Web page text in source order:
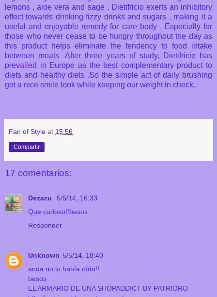
lemons , aloe vera and sage , Dietifricio exerts an inhibitory
effect towards drinking fizzy drinks and sugars , making it a
useful and enjoyable remedy for care body . Especially for
those who never cease to be hungry throughout the day as
this product helps eliminate the tendency to food intake
between meals .After three years of study, Dietifricio has
prevailed in Europe as the best complementary product to
diets and healthy diets .So the simple act of daily brushing
got a nice smile look while keeping our weight in check.
Fan of Style at 15:56
Compartir
17 comentarios:
Dezazu
5/5/14, 16:33
Que curioso!!besos
Responder
Unknown 5/5/14, 18:40
anda no lo había oído!!
besos
EL ARMARIO DE UNA SHOPADDICT BY PATRIORO